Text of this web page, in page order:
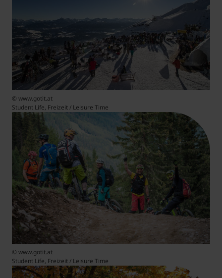
© www.gotit.at
Student Life, Freizeit / Leisure Time
© www.gotit.at
Student Life, Freizeit / Leisure Time